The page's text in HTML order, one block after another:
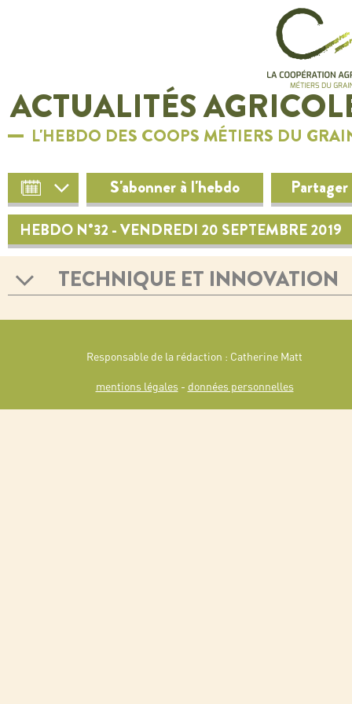
ACTUALITÉS
L'HEBDO DES COOPS MÉTIERS DU
S'abonner à l'hebdo Partager
HEBDO N°32 - VENDREDI 20 SEPTEMBRE 2019
TECHNIQUE ET INNOVATION
Responsable de la rédaction : Catherine Matt
mentions légales - données personnelles